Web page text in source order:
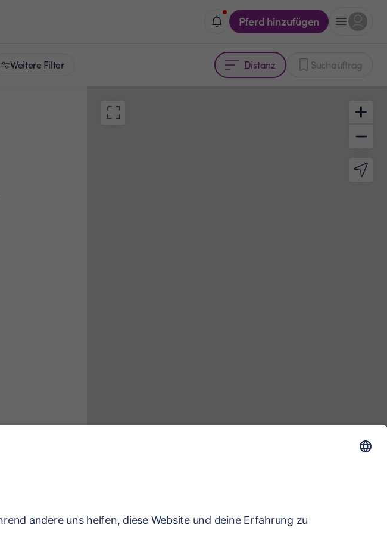
Pferd hinzufügen
Weitere Filter Distanz Suchauftrag